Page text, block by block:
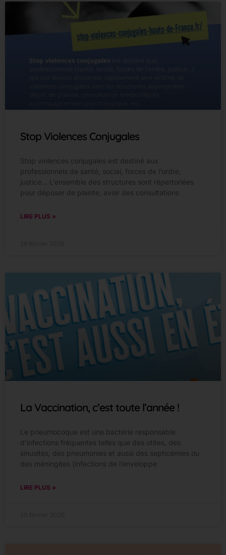
Stop Violences Conjugales
Stop violences conjugales est destiné aux
professionnels de santé, social, forces de l’ordre,
justice… L’ensemble des structures sont répertoriées
pour déposer de plainte, avoir des consultations
LIRE PLUS »
La Vaccination, c’est toute l’année !
Le pneumocoque est une bactérie responsable
d’infections fréquentes telles que des otites, des
sinusites, des pneumonies et aussi des septicémies ou
des méningites (infections de l’enveloppe
LIRE PLUS »